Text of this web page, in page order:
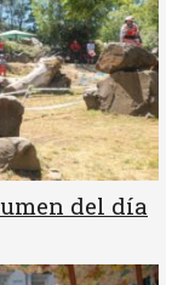
del día